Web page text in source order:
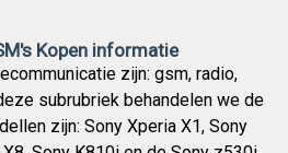
Kopen informatie
zijn: gsm, radio,
subrubriek behandelen we de
zijn: Sony Xperia X1, Sony